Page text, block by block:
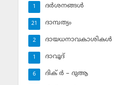
ദര്‍ശനങ്ങള്‍
1
ദാമ്പത്യം
21
ദായധനാവകാശികള്‍
2
ദാവൂദ്‌
1
ദിക് ര്‍ – ദുആ
6